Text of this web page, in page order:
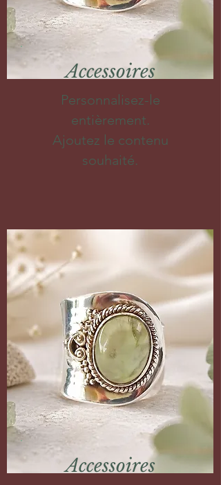
Accessoires
Personnalisez-le
entièrement.
Ajoutez le contenu
souhaité.
Accessoires